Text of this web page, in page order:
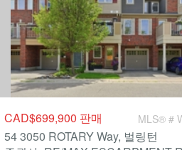
CAD$699,900 판매 MLS® #
54 3050 ROTARY Way, 벌링턴